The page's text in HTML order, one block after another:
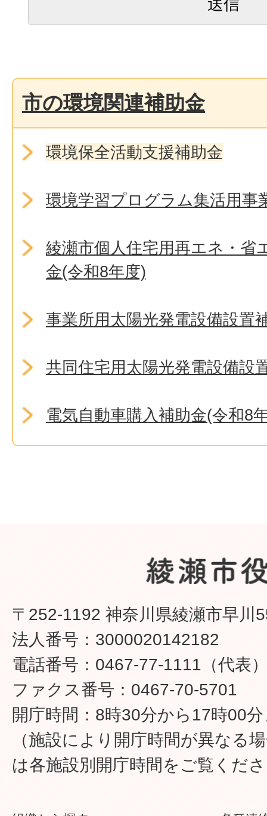
市の環境関連補助金
環境保全活動支援補助金
環境学習プログラム集活用事
綾瀬市個人住宅用再エネ・省
金(令和8年度)
事業所用太陽光発電設備設置
共同住宅用太陽光発電設備設
電気自動車購入補助金(令和8
〒252-1192 神奈川県綾瀬市早川
法人番号：3000020142182
電話番号：0467-77-1111（代表
ファクス番号：0467-70-5701
開庁時間：8時30分から17時00
（施設により開庁時間が異なる
は各施設別開庁時間をご覧くだ